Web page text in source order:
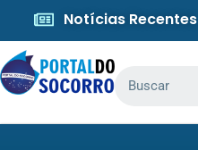
Notícias Recentes